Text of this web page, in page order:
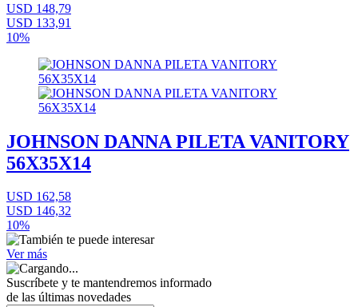
USD 148,79
USD 133,91
10%
JOHNSON DANNA PILETA VANITORY
56X35X14
USD 162,58
USD 146,32
10%
Ver más
Suscríbete y te mantendremos informado
de las últimas novedades